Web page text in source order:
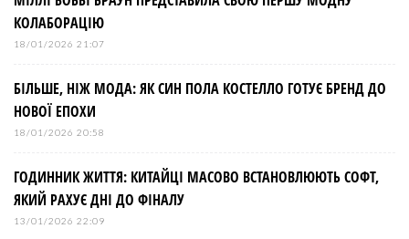
КОЛАБОРАЦІЮ
18/01/2026 21:07
БІЛЬШЕ, НІЖ МОДА: ЯК СИН ПОЛА КОСТЕЛЛО ГОТУЄ БРЕНД ДО
НОВОЇ ЕПОХИ
18/01/2026 20:58
ГОДИННИК ЖИТТЯ: КИТАЙЦІ МАСОВО ВСТАНОВЛЮЮТЬ СОФТ,
ЯКИЙ РАХУЄ ДНІ ДО ФІНАЛУ
13/01/2026 22:09